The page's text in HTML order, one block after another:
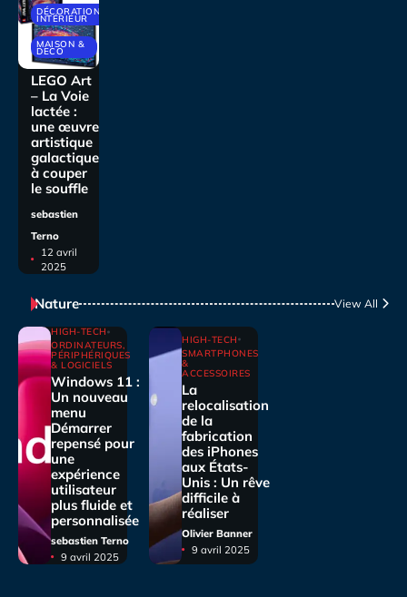
DÉCORATIONS
INTÉRIEUR
MAISON &
DECO
LEGO Art
– La Voie
lactée :
une œuvre
artistique
galactique
à couper
le souffle
sebastien
Terno
12 avril
2025
Nature View All
HIGH-TECH
ORDINATEURS,
PÉRIPHÉRIQUES
& LOGICIELS
Windows 11 :
Un nouveau
menu
Démarrer
repensé pour
une
expérience
utilisateur
plus fluide et
personnalisée
sebastien Terno
9 avril 2025
HIGH-TECH
SMARTPHONES
&
ACCESSOIRES
La
relocalisation
de la
fabrication
des iPhones
aux États-
Unis : Un rêve
difficile à
réaliser
Olivier Banner
9 avril 2025